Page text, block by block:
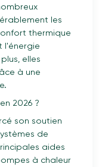
les
thermique
l'énergie
elles
à une
2026 ?
son soutien
de
aides
à chaleur